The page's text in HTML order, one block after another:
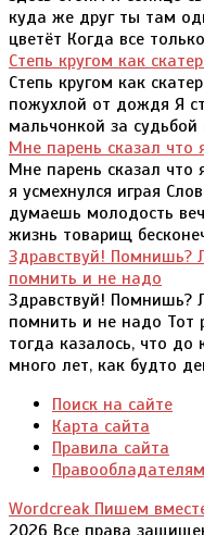
куда же друг ты там
цветёт Когда все
Степь кругом как
Степь кругом как
пожухлой от дождя Я
мальчонкой за судьбой
Мне парень сказал что
Мне парень сказал что
я усмехнулся играя
думаешь молодость
жизнь товарищ
Здравствуй! Помнишь?
помнить и не надо
Здравствуй! Помнишь?
помнить и не надо Тот
тогда казалось, что
много лет, как будто
Поиск на сайте
Карта сайта
Правила сайта
Правообладателям
Wordcreak Пишем